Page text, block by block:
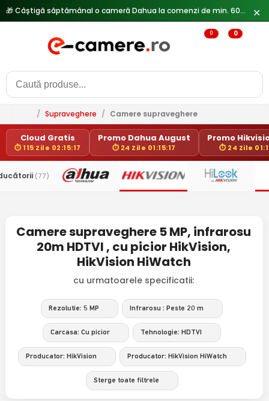
✕
0 0
/ Supraveghere / Camere supraveghere
Cloud Gratis
⏱ 115 Zile 02:15:17
Promo Dahua August
⏱ 24 Zile 01:15:17
Promo
⏱ 24 Zile
(77)
Camere supraveghere 5 MP, infrarosu
20m HDTVI , cu picior HikVision,
HikVision HiWatch
cu urmatoarele specificatii:
Rezolutie: 5 MP Infrarosu : Peste 20 m
Carcasa: Cu picior Tehnologie: HDTVI
Producator: HikVision Producator: HikVision HiWatch
Sterge toate filtrele